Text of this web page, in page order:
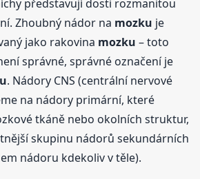
představují dosti rozmanitou
Zhoubný nádor na mozku je
jako rakovina mozku – toto
správné, správné označení je
. Nádory CNS (centrální nervové
na nádory primární, které
tkáně nebo okolních struktur,
skupinu nádorů sekundárních
nádoru kdekoliv v těle).